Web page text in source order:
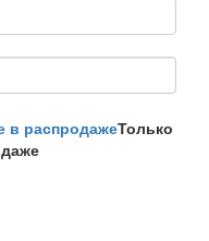
в распродажеТолько